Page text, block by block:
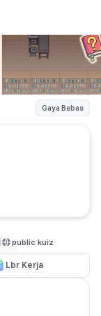
Gaya Bebas
public kuiz
Lbr Kerja